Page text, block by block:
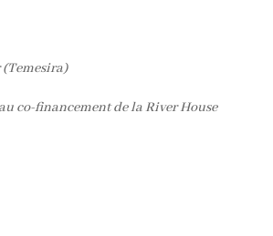
co-financement de la River House